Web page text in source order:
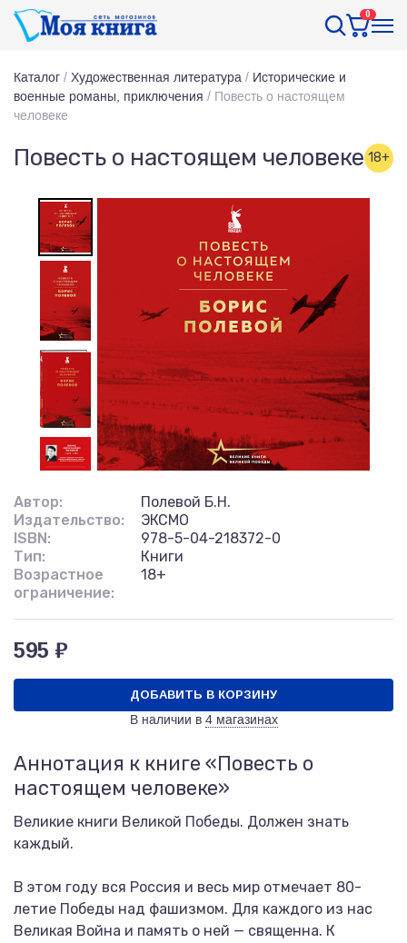
0
Каталог / Художественная литература / Исторические и
военные романы, приключения / Повесть о настоящем
человеке
Повесть о настоящем человеке 18+
Автор:
Полевой Б.Н.
Издательство:
ЭКСМО
ISBN:
978-5-04-218372-0
Тип:
Книги
Возрастное
ограничение:
18+
595 ₽
ДОБАВИТЬ В КОРЗИНУ
В наличии в 4 магазинах
Аннотация к книге «Повесть о
настоящем человеке»
Великие книги Великой Победы. Должен знать
каждый.
В этом году вся Россия и весь мир отмечает 80-
летие Победы над фашизмом. Для каждого из нас
Великая Война и память о ней — священна. К